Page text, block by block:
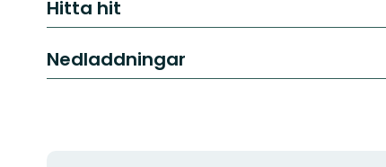
Hitta hit
Nedladdningar